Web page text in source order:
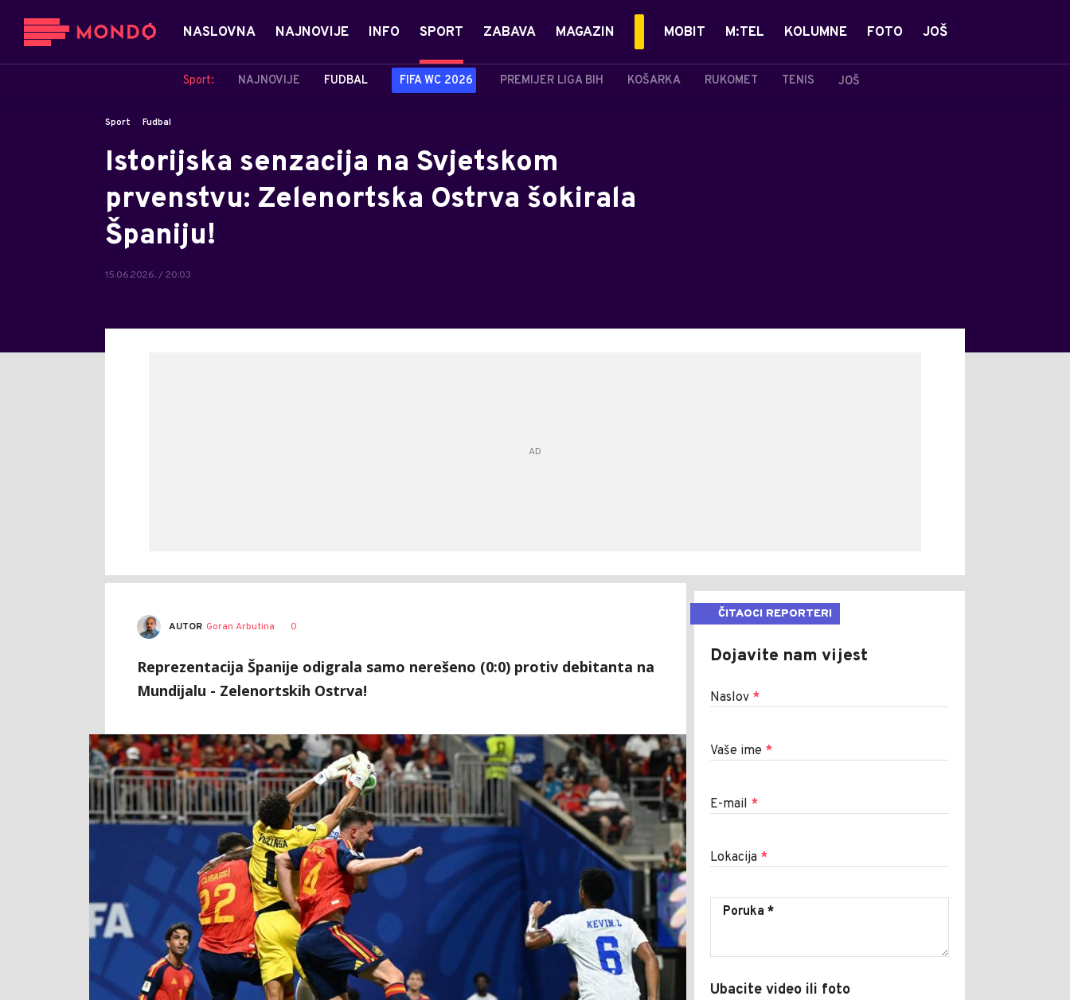
NASLOVNA NAJNOVIJE INFO SPORT
Sport: NAJNOVIJE FUDBAL FIFA WC 2026 PREMIJER LIGA BIH KOŠARKA RUKOMET TENIS JOŠ
ZABAVA MAGAZIN MOBIT M:TEL KOLUMNE FOTO JOŠ
Sport Fudbal
Istorijska senzacija na Svjetskom
prvenstvu: Zelenortska Ostrva šokirala
Španiju!
15.06.2026. / 20:03
AUTOR Goran Arbutina 0
Reprezentacija Španije odigrala samo nerešeno (0:0) protiv debitanta na
Mundijalu - Zelenortskih Ostrva!
ČITAOCI REPORTERI
Dojavite nam vijest
Naslov *
Vaše ime *
E-mail *
Lokacija *
Ubacite video ili foto